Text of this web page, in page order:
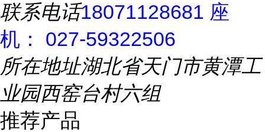
联系电话18071128681 座
机： 027-59322506
所在地址湖北省天门市黄潭工
业园西窑台村六组
推荐产品